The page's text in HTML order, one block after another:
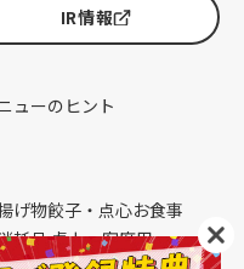
IR情報
ューのヒント
げ物餃子・点心お食事
耗品 卓上・客席用